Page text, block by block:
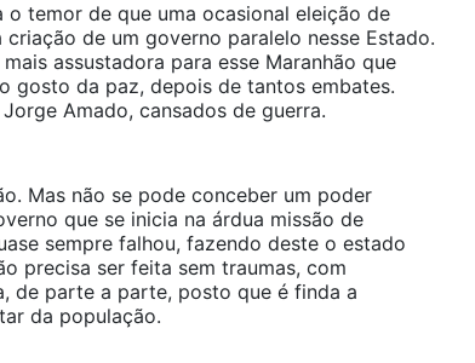
o temor de que uma ocasional eleição de
de um governo paralelo nesse Estado.
assustadora para esse Maranhão que
gosto da paz, depois de tantos embates.
Amado, cansados de guerra.
Mas não se pode conceber um poder
que se inicia na árdua missão de
sempre falhou, fazendo deste o estado
precisa ser feita sem traumas, com
de parte a parte, posto que é finda a
da população.